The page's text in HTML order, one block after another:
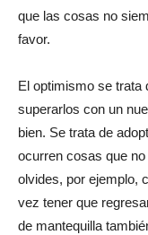
que las cosas no
favor.
El optimismo se trata
superarlos con un
bien. Se trata de
ocurren cosas que
olvides, por ejemplo,
vez tener que
de mantequilla